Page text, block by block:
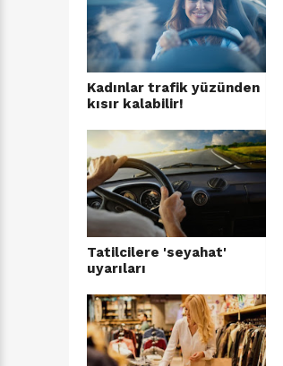
Kadınlar trafik yüzünden
kısır kalabilir!
Tatilcilere 'seyahat'
uyarıları